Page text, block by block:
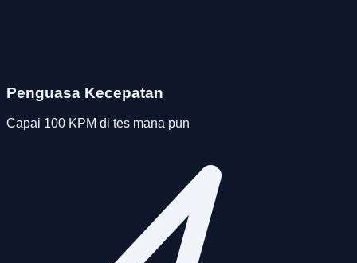
Penguasa Kecepatan
Capai 100 KPM di tes mana pun